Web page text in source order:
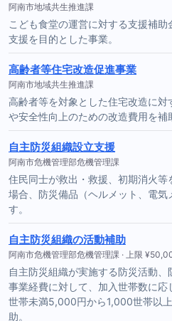
阿南市地域共生推進課
こども食堂の運営に対する支援補
支援を目的とした事業。
高齢者等住宅改造促進事業
阿南市地域共生推進課
高齢者等を対象とした住宅改造に
や安全性向上のための改造費用を補
自主防災組織設立支援
阿南市危機管理部危機管理課
住民同士が救出・救援、初期消火
場合、防災備品（ヘルメット、電気
す。
自主防災組織の活動補助
阿南市危機管理部危機管理課 · 上限
自主防災組織が実施する防災活動
事業経費に対して、加入世帯数に
世帯未満5,000円から1,000世帯以
助。